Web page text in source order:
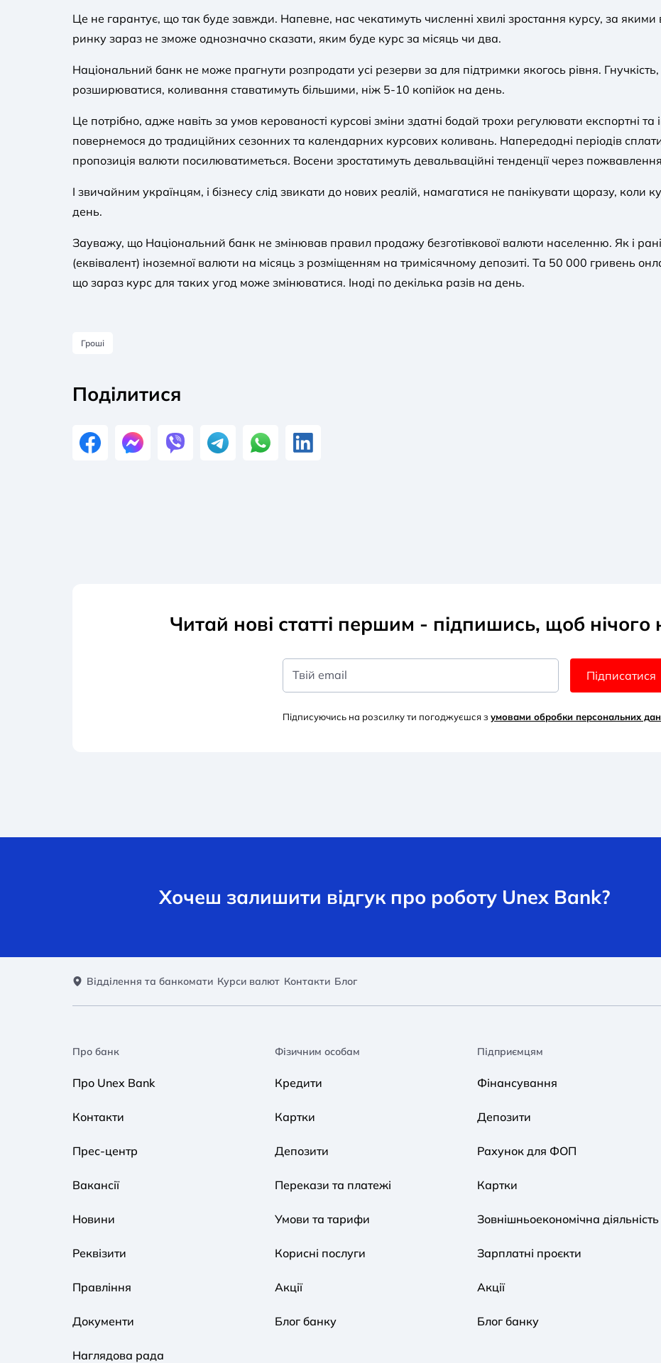
Це не гарантує, що так буде завжди. Напевне, нас чекатимуть численні хвилі зростання курсу, за якими
ринку зараз не зможе однозначно сказати, яким буде курс за місяць чи два.
Національний банк не може прагнути розпродати усі резерви за для підтримки якогось рівня.
розширюватися, коливання ставатимуть більшими, ніж 5-10 копійок на день.
Це потрібно, адже навіть за умов керованості курсові зміни здатні бодай трохи регулювати експортні
повернемося до традиційних сезонних та календарних курсових коливань. Напередодні періодів
пропозиція валюти посилюватиметься. Восени зростатимуть девальваційні тенденції через
І звичайним українцям, і бізнесу слід звикати до нових реалій, намагатися не панікувати щоразу, коли
день.
Зауважу, що Національний банк не змінював правил продажу безготівкової валюти населенню. Як і
(еквівалент) іноземної валюти на місяць з розміщенням на тримісячному депозиті. Та 50 000 гривень
що зараз курс для таких угод може змінюватися. Іноді по декілька разів на день.
Гроші
Поділитися
Читай нові статті першим - підпишись, щоб нічого
Твій email Підписатися
Підписуючись на розсилку ти погоджуєшся з умовами обробки персональних д
Хочеш залишити відгук про роботу Unex Bank?
Відділення та банкомати Курси валют Контакти Блог
Про банк
Про Unex Bank
Контакти
Прес-центр
Вакансії
Новини
Реквізити
Правління
Документи
Наглядова рада
Фізичним особам
Кредити
Картки
Депозити
Перекази та платежі
Умови та тарифи
Корисні послуги
Акції
Блог банку
Підприємцям
Фінансування
Депозити
Рахунок для ФОП
Картки
Зовнішньоекономічна діяльність
Зарплатні проєкти
Акції
Блог банку